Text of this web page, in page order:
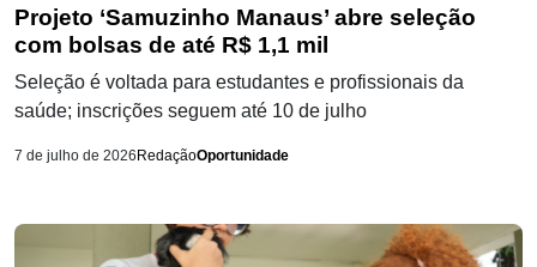
Projeto ‘Samuzinho Manaus’ abre seleção
com bolsas de até R$ 1,1 mil
Seleção é voltada para estudantes e profissionais da
saúde; inscrições seguem até 10 de julho
7 de julho de 2026RedaçãoOportunidade